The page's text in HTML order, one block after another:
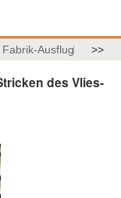
Fabrik-Ausflug >>
des Vlies-